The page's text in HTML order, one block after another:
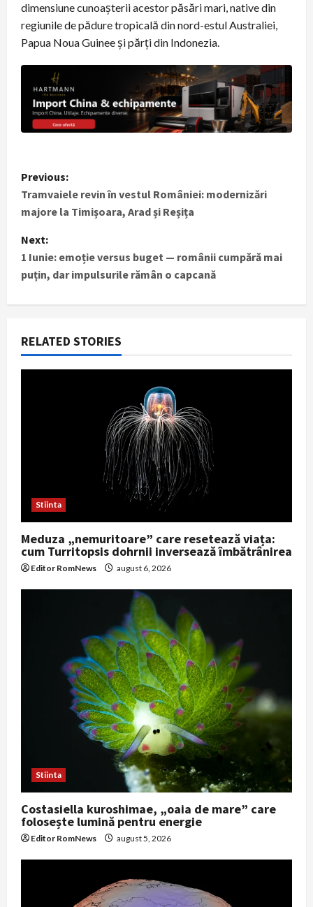
dimensiune cunoaşterii acestor păsări mari, native din
regiunile de pădure tropicală din nord-estul Australiei,
Papua Noua Guinee şi părţi din Indonezia.
P
o
s
t
n
v
i
o
n
Previous:
Tramvaiele revin în vestul României: modernizări
majore la Timișoara, Arad și Reșița
Next:
1 Iunie: emoție versus buget — românii cumpără mai
puțin, dar impulsurile rămân o capcană
RELATED STORIES
Stiinta
Meduza „nemuritoare” care resetează viața:
cum Turritopsis dohrnii inversează îmbătrânirea
Editor RomNews august 6, 2026
Stiinta
Costasiella kuroshimae, „oaia de mare” care
folosește lumină pentru energie
Editor RomNews august 5, 2026